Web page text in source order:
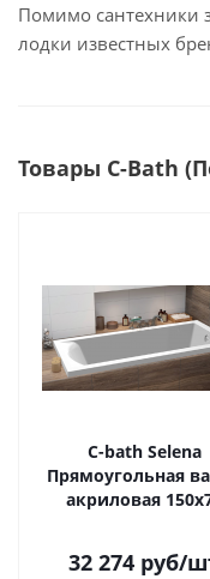
Помимо сантехники
лодки известных
Товары C-Bath
С-bath Selena
Прямоугольная
акриловая
32 274 руб/